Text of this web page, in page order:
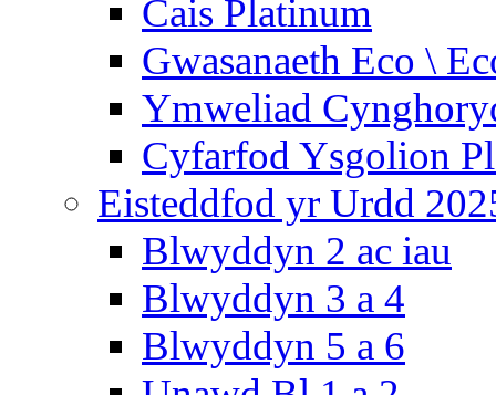
Cais Platinum
Gwasanaeth Eco \
Ymweliad
Cyfarfod Ysgolion
Eisteddfod yr Urdd
Blwyddyn 2 ac iau
Blwyddyn 3 a 4
Blwyddyn 5 a 6